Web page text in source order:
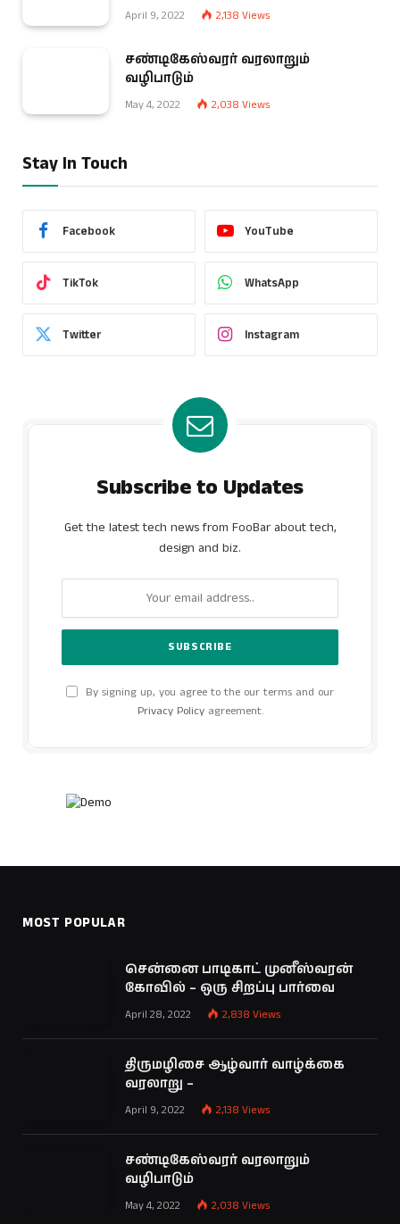
April 9, 2022 2,138 Views
சண்டிகேஸ்வரர் வரலாறும்
வழிபாடும்
May 4, 2022 2,038 Views
Stay In Touch
Facebook YouTube
TikTok WhatsApp
Twitter Instagram
Subscribe to Updates
Get the latest tech news from FooBar about tech,
design and biz.
By signing up, you agree to the our terms and our
Privacy Policyagreement.
MOST POPULAR
சென்னை பாடிகாட் முனீஸ்வரன்
கோவில் – ஒரு சிறப்பு பார்வை
April 28, 2022 2,838 Views
திருமழிசை ஆழ்வார் வாழ்க்கை
வரலாறு –
April 9, 2022 2,138 Views
சண்டிகேஸ்வரர் வரலாறும்
வழிபாடும்
May 4, 2022 2,038 Views